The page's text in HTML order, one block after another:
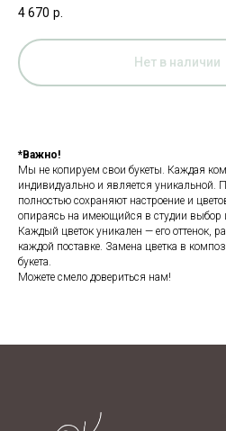
4 670 р.
Нет в наличии
*Важно!
Мы не копируем свои букеты. Каждая
индивидуально и является
полностью сохраняют настроение и
опираясь на имеющийся в студии выбор
Каждый цветок уникален — его оттенок,
каждой поставке. Замена цветка в
букета.
Можете смело довериться нам!